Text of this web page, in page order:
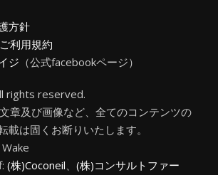
方針
利用規約
ジ （公式facebookページ）
rights reserved.
章及び画像など、全てのコンテンツの
載は固くお断りいたします。
(株)Coconeil、 (株)コンサルトファー